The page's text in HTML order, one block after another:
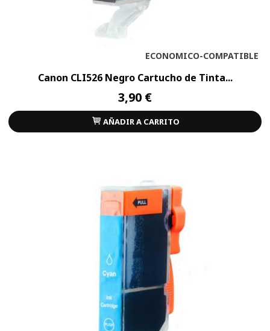
ECONOMICO-COMPATIBLE
Canon CLI526 Negro Cartucho de Tinta...
3,90 €
AÑADIR A CARRITO